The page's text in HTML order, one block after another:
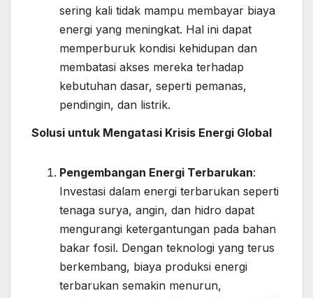
sering kali tidak mampu membayar biaya
energi yang meningkat. Hal ini dapat
memperburuk kondisi kehidupan dan
membatasi akses mereka terhadap
kebutuhan dasar, seperti pemanas,
pendingin, dan listrik.
Solusi untuk Mengatasi Krisis Energi Global
Pengembangan Energi Terbarukan:
Investasi dalam energi terbarukan seperti
tenaga surya, angin, dan hidro dapat
mengurangi ketergantungan pada bahan
bakar fosil. Dengan teknologi yang terus
berkembang, biaya produksi energi
terbarukan semakin menurun,